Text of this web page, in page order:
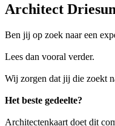
Architect
Ben jij op zoek naar een
Lees dan vooral verder.
Wij zorgen dat jij die zoekt
Het beste gedeelte?
Architectenkaart doet dit